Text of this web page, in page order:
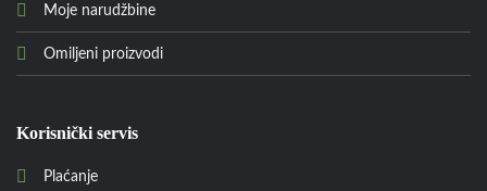
Moje narudžbine
Omiljeni proizvodi
Korisnički servis
Plaćanje